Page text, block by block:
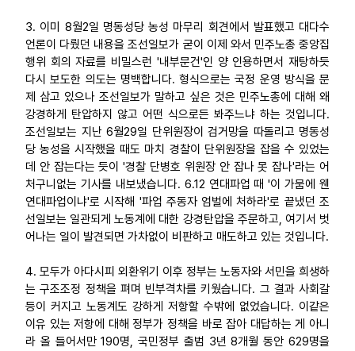
3. 이미 8월2일 명동성당 농성 마무리 회견에서 발표했고 대다수
언론이 다뤘던 내용을 조선일보가 굳이 이제 와서 민주노총 중앙집
행위 회의 자료를 비밀스런 '내부문건'인 양 인용하면서 재탕하듯
다시 보도한 의도는 명백합니다. 형식으로는 국정 운영 방식을 문
제 삼고 있으나 조선일보가 말하고 싶은 것은 민주노총에 대해 왜
강경하게 탄압하지 않고 어떤 식으로든 봐주느냐 하는 것입니다.
조선일보는 지난 6월29일 단위원장이 검거망을 따돌리고 명동성
당 농성을 시작했을 때도 마치 경찰이 단위원장을 잡을 수 있었는
데 안 잡는다는 듯이 '경찰 단병호 위원장 안 잡나 못 잡나'라는 어
처구니없는 기사를 내보냈습니다. 6.12 연대파업 때 '이 가뭄에 웬
연대파업이냐'로 시작해 '파업 주동자 엄벌에 처하라'로 끝냈던 조
선일보는 일관되게 노동계에 대한 강경탄압을 주문하고, 여기서 벗
어나는 일이 발견되면 가차없이 비판하고 매도하고 있는 것입니다.
4. 모두가 아다시피 외환위기 이후 정부는 노동자와 서민을 희생하
는 구조조정 정책을 펴며 빈부격차를 키웠습니다. 그 결과 사회갈
등이 커지고 노동계도 강하게 저항할 수밖에 없었습니다. 이같은
이유 있는 저항에 대해 정부가 정책을 바로 잡아 대답하는 게 아니
라 올 들어서만 190명, 국민정부 출범 3년 8개월 동안 629명을